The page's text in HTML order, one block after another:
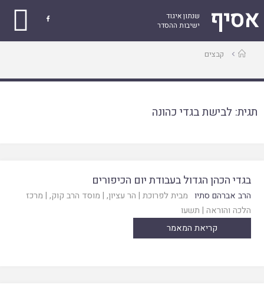
אסיף
שנתון איגוד
ישיבות ההסדר

עמודקבצים
תגית: לבישת בגדי כהונה
בגדי הכהן הגדול בעבודת יום הכיפורים
הרב אברהם סתיו מבית לפרוכת | הר עציון, | מוסד הרב קוק, | מרכז
הלכה והוראה | תשעו
קריאת המאמר